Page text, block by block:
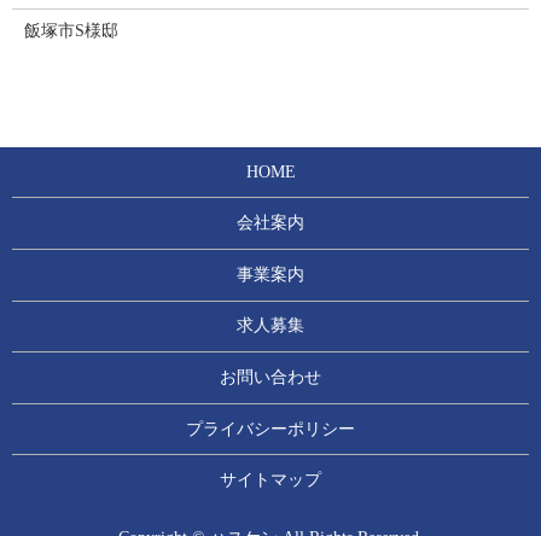
飯塚市S様邸
HOME
会社案内
事業案内
求人募集
お問い合わせ
プライバシーポリシー
サイトマップ